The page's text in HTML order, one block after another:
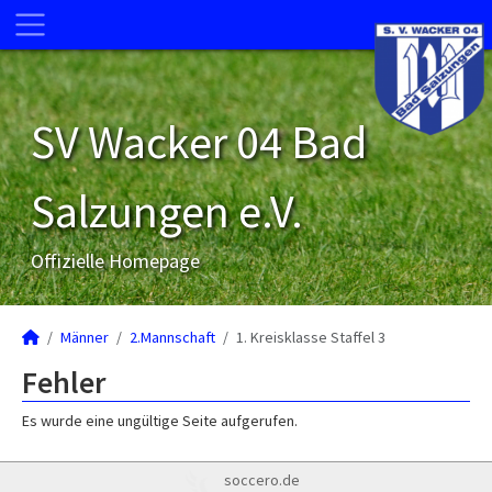
SV Wacker 04 Bad
Salzungen e.V.
Offizielle Homepage
Männer 2.Mannschaft 1. Kreisklasse Staffel 3
Fehler
Es wurde eine ungültige Seite aufgerufen.
soccero.de